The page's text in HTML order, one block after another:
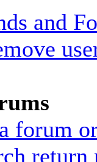
and
forum
return